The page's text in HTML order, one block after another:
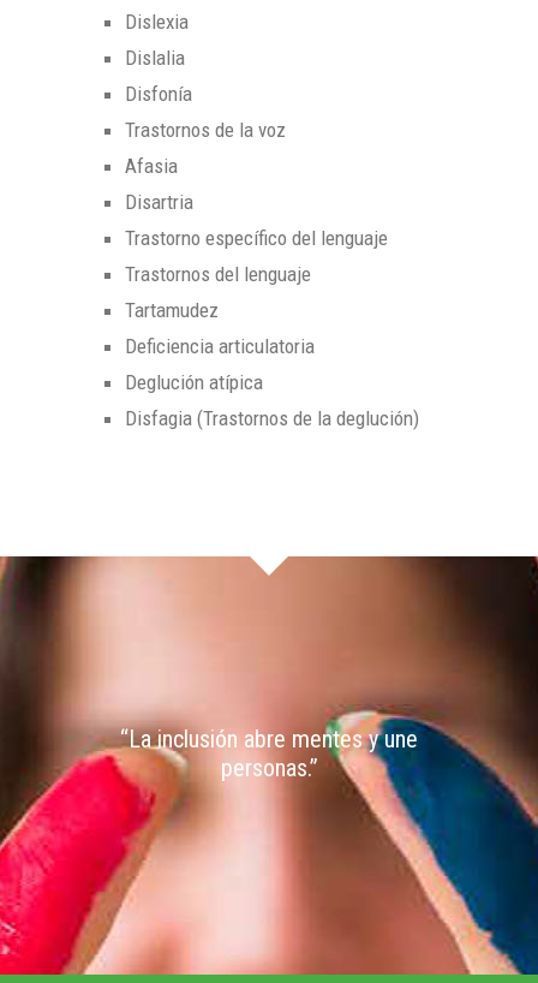
Dislexia
Dislalia
Disfonía
Trastornos de la voz
Afasia
Disartria
Trastorno específico del lenguaje
Trastornos del lenguaje
Tartamudez
Deficiencia articulatoria
Deglución atípica
Disfagia (Trastornos de la deglución)
“La inclusión abre mentes y une
personas.”